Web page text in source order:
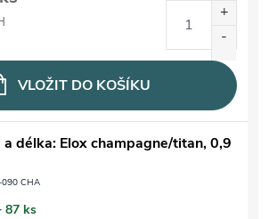
VLOŽIT DO KOŠÍKU
a délka: Elox champagne/titan, 0,9
090 CHA
87 ks